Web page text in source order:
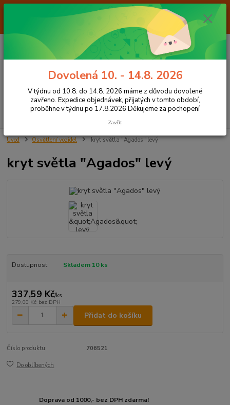
Od 7.8. do 14.8. 2026 máme z důvodu dovolené ZAVŘENO. Expedice
objednávek, přijatých v tomto období, proběhne v týdnu po 17.8.2026
Děkujeme za pochopení
CZK
Hledat
+420 605 283 713
za0,00 Kč
Úvod Osvětlení vozidel kryt světla "Agados" levý
kryt světla "Agados" levý
Dostupnost Skladem 10 ks
337,59 Kč/ks
279,00 Kč bez DPH
Přidat do košíku
Číslo produktu: 706521
Do oblíbených
Doprava od 1000,- bez DPH zdarma!
Dovolená 10. - 14.8. 2026
V týdnu od 10.8. do 14.8. 2026 máme z důvodu dovolené
zavřeno. Expedice objednávek, přijatých v tomto období,
proběhne v týdnu po 17.8.2026 Děkujeme za pochopení
Zavřít